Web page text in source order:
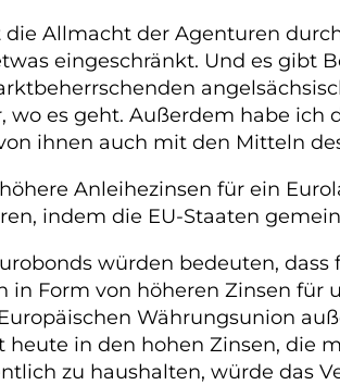
Allmacht der Agenturen
eingeschränkt. Und es gibt
es geht. Außerdem habe ich
ihnen auch mit den Mitteln
Anleihezinsen für ein
indem die EU-Staaten
würden bedeuten,
Form von höheren Zinsen
Währungsunion
in den hohen Zinsen, die
zu haushalten, würde das